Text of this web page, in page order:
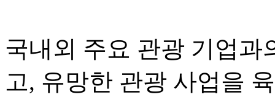
국내외 주요 관광 기업과
고, 유망한 관광 사업을